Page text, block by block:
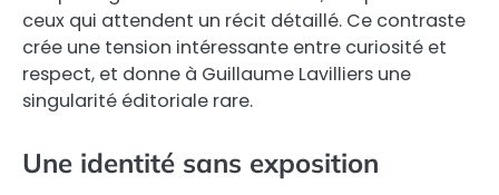
ceux qui attendent un récit détaillé. Ce contraste
crée une tension intéressante entre curiosité et
respect, et donne à Guillaume Lavilliers une
singularité éditoriale rare.
Une identité sans exposition